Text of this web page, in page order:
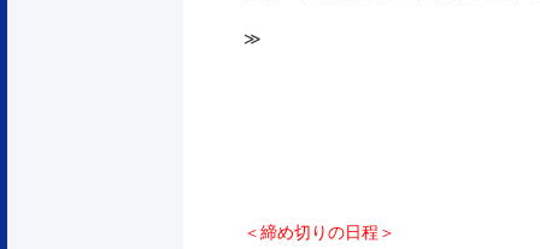
≫
＜締め切りの日程＞